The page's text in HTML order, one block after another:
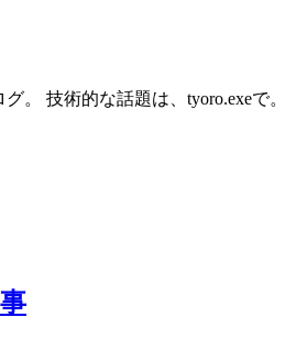
。 技術的な話題は、tyoro.exeで。